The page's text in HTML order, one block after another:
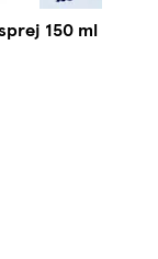
150 ml